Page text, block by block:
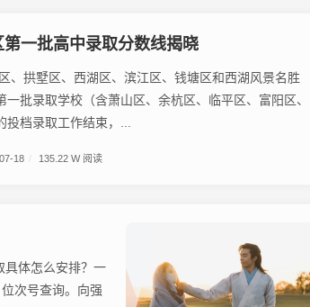
一批高中录取分数线揭晓
、拱墅区、西湖区、滨江区、钱塘区和西湖风景名胜
批录取学校（含萧山区、余杭区、临平区、富阳区、
档录取工作结束，...
18 135.22 W 阅读
具体怎么安排？一
次号查询。向强